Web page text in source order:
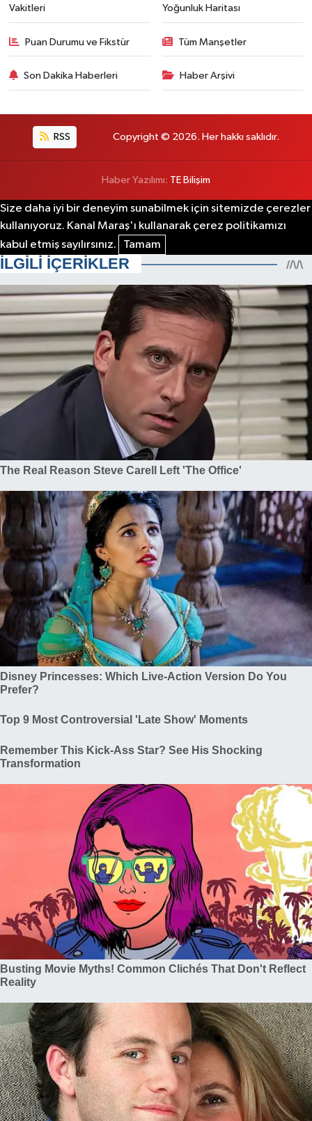
Vakitleri
Yoğunluk Haritası
Puan Durumu ve Fikstür Tüm Manşetler
Son Dakika Haberleri Haber Arşivi
RSS Copyright © 2026. Her hakkı saklıdır.
Haber Yazılımı: TE Bilişim
Size daha iyi bir deneyim sunabilmek için sitemizde çerezler
kullanıyoruz. Kanal Maraş'ı kullanarak çerez politikamızı
kabul etmiş sayılırsınız.
Tamam